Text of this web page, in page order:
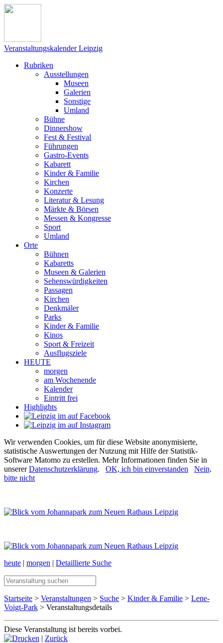
Veranstaltungskalender Leipzig
Rubriken
Ausstellungen
Museen
Galerien
Sonstige
Umland
Bühne
Dinnershow
Fest & Festival
Führungen
Gastro-Events
Kabarett
Kinder & Familie
Kirchen
Konzerte
Literatur & Lesung
Märkte & Börsen
Messen & Kongresse
Sport
Umland
Orte
Bühnen
Kabaretts
Museen & Galerien
Sehenswürdigkeiten
Passagen
Kirchen
Denkmäler
Parks
Kinder & Familie
Kinos
Sport & Freizeit
Ausflugsziele
HEUTE
morgen
am Wochenende
Kalender
Eintritt frei
Highlights
Wir verwenden Cookies, um für diese Website anonymisierte,
statistische Auswertungen der Nutzung mit Hilfe der Statistik-
Software Matomo zu erstellen. Mehr Informationen finden Sie in
unsererDatenschutzerklärung. OK, ich bin einverstanden
Nein,
bitte nicht
heute | morgen | Detaillierte Suche
Startseite > Veranstaltungen > Suche > Kinder & Familie > Lene-
Voigt-Park > Veranstaltungsdetails
Diese Veranstaltung ist bereits vorbei.
| Zurück